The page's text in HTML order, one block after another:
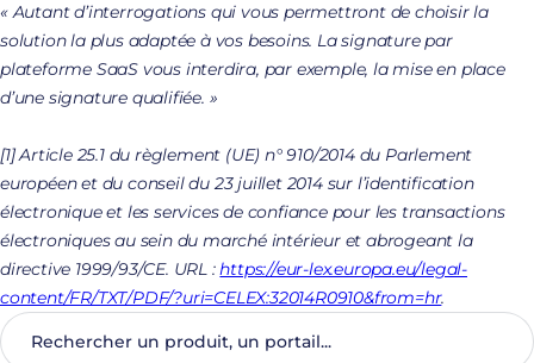
« Autant d’interrogations qui vous permettront de choisir la
solution la plus adaptée à vos besoins. La signature par
plateforme SaaS vous interdira, par exemple, la mise en place
d’une signature qualifiée. »
[1] Article 25.1 du règlement (UE) n° 910/2014 du Parlement
européen et du conseil du 23 juillet 2014 sur l’identification
électronique et les services de confiance pour les transactions
électroniques au sein du marché intérieur et abrogeant la
directive 1999/93/CE. URL :https://eur-lex.europa.eu/legal-
content/FR/TXT/PDF/?uri=CELEX:32014R0910&from=hr.